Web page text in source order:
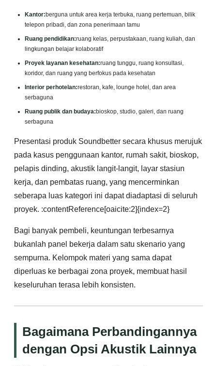
Kantor:berguna untuk area kerja terbuka, ruang pertemuan, bilik
telepon pribadi, dan zona penerimaan tamu
Ruang pendidikan:ruang kelas, perpustakaan, ruang kuliah, dan
lingkungan belajar kolaboratif
Proyek layanan kesehatan:ruang tunggu, ruang konsultasi,
koridor, dan ruang yang berfokus pada kesehatan
Interior perhotelan:restoran, kafe, lounge hotel, dan area
serbaguna
Ruang publik dan budaya:bioskop, studio, galeri, dan ruang
serbaguna
Presentasi produk Soundbetter secara khusus merujuk
pada kasus penggunaan kantor, rumah sakit, bioskop,
pelapis dinding, akustik langit-langit, layar stasiun
kerja, dan pembatas ruang, yang mencerminkan
seberapa luas kategori ini dapat diadaptasi di seluruh
proyek. :contentReference[oaicite:2]{index=2}
Bagi banyak pembeli, keuntungan terbesarnya
bukanlah panel bekerja dalam satu skenario yang
sempurna. Kelompok materi yang sama dapat
diperluas ke berbagai zona proyek, membuat hasil
keseluruhan terasa lebih konsisten.
Bagaimana Perbandingannya
dengan Opsi Akustik Lainnya